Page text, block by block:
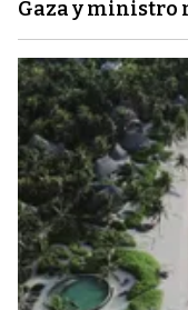
Gaza y ministro